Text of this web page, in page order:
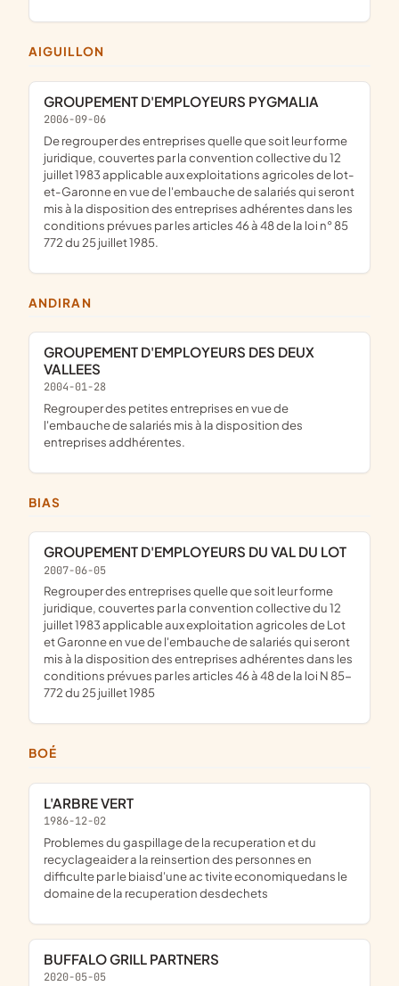
AIGUILLON
GROUPEMENT D'EMPLOYEURS PYGMALIA
2006-09-06
De regrouper des entreprises quelle que soit leur forme
juridique, couvertes par la convention collective du 12
juillet 1983 applicable aux exploitations agricoles de lot-
et-Garonne en vue de l'embauche de salariés qui seront
mis à la disposition des entreprises adhérentes dans les
conditions prévues par les articles 46 à 48 de la loi n° 85
772 du 25 juillet 1985.
ANDIRAN
GROUPEMENT D'EMPLOYEURS DES DEUX
VALLEES
2004-01-28
Regrouper des petites entreprises en vue de
l'embauche de salariés mis à la disposition des
entreprises addhérentes.
BIAS
GROUPEMENT D'EMPLOYEURS DU VAL DU LOT
2007-06-05
regrouper des entreprises quelle que soit leur forme
juridique, couvertes par la convention collective du 12
juillet 1983 applicable aux exploitation agricoles de Lot
et Garonne en vue de l'embauche de salariés qui seront
mis à la disposition des entreprises adhérentes dans les
conditions prévues par les articles 46 à 48 de la loi N 85-
772 du 25 juillet 1985
BOÉ
L'ARBRE VERT
1986-12-02
problemes du gaspillage de la recuperation et du
recyclageaider a la reinsertion des personnes en
difficulte par le biaisd'une ac tivite economiquedans le
domaine de la recuperation desdechets
BUFFALO GRILL PARTNERS
2020-05-05